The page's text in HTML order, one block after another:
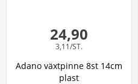
24,90
3,11/ST.
Adano växtpinne 8st 14cm
plast